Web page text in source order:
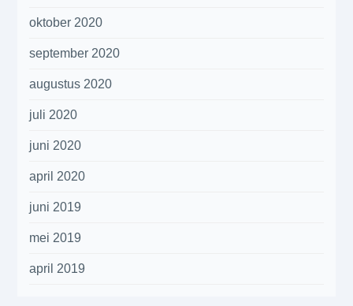
oktober 2020
september 2020
augustus 2020
juli 2020
juni 2020
april 2020
juni 2019
mei 2019
april 2019